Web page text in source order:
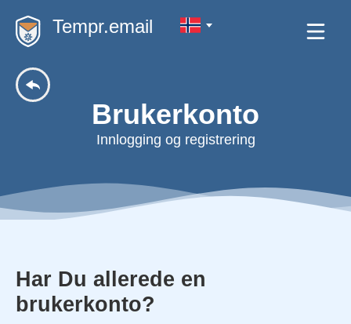
Tempr.email
Brukerkonto
Innlogging og registrering
Har Du allerede en
brukerkonto?